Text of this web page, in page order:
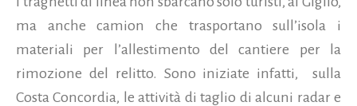
ma anche camion che trasportano sull’isola i
materiali per l’allestimento del cantiere per la
rimozione del relitto. Sono iniziate infatti, sulla
Costa Concordia, le attività di taglio di alcuni radar e